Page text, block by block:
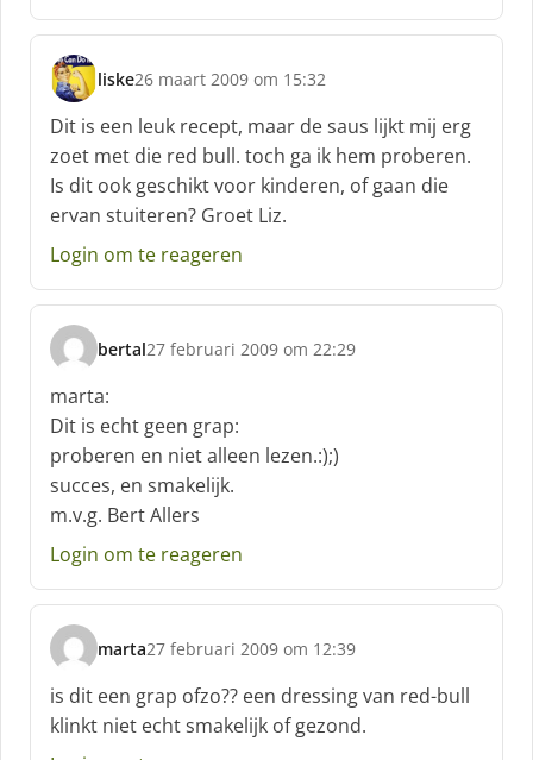
liske
s
c
h
r
e
e
:
26 maart 2009 om 15:32
Dit is een leuk recept, maar de saus lijkt mij erg
zoet met die red bull. toch ga ik hem proberen.
Is dit ook geschikt voor kinderen, of gaan die
ervan stuiteren? Groet Liz.
Login om te reageren
bertal
s
h
r
e
e
f
27 februari 2009 om 22:29
marta:
Dit is echt geen grap:
proberen en niet alleen lezen.:);)
succes, en smakelijk.
m.v.g. Bert Allers
Login om te reageren
marta
s
c
h
r
27 februari 2009 om 12:39
is dit een grap ofzo?? een dressing van red-bull
klinkt niet echt smakelijk of gezond.